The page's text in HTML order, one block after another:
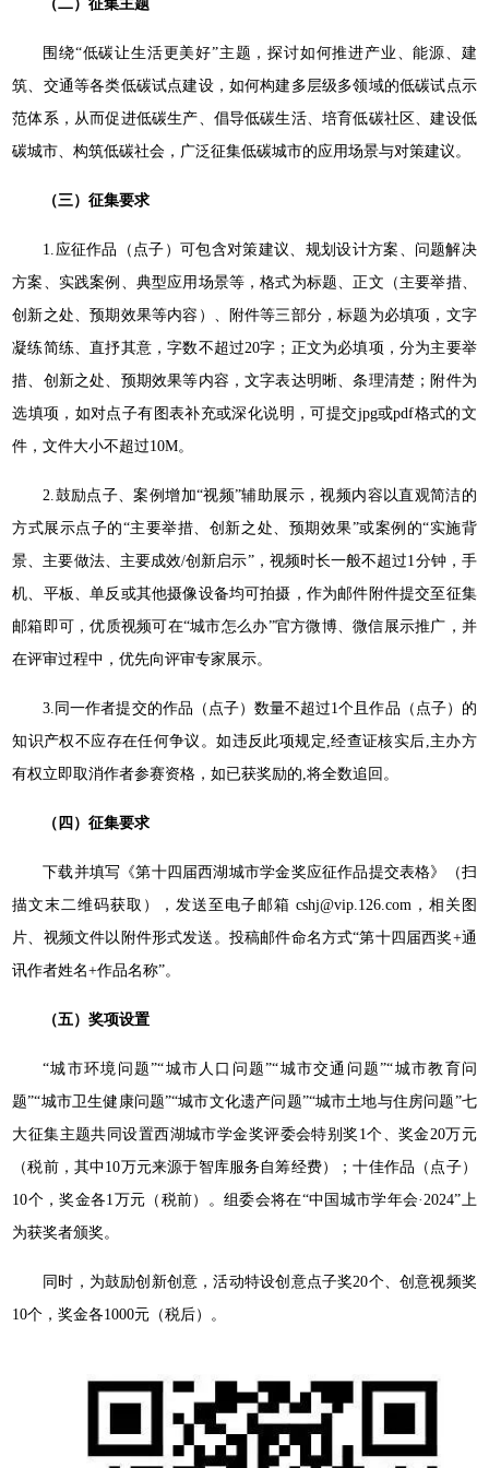
（二）征集主题
围绕“低碳让生活更美好”主题，探讨如何推进产业、能源、建
筑、交通等各类低碳试点建设，如何构建多层级多领域的低碳试点示
范体系，从而促进低碳生产、倡导低碳生活、培育低碳社区、建设低
碳城市、构筑低碳社会，广泛征集低碳城市的应用场景与对策建议。
（三）征集要求
1.应征作品（点子）可包含对策建议、规划设计方案、问题解决
方案、实践案例、典型应用场景等，格式为标题、正文（主要举措、
创新之处、预期效果等内容）、附件等三部分，标题为必填项，文字
凝练简练、直抒其意，字数不超过20字；正文为必填项，分为主要举
措、创新之处、预期效果等内容，文字表达明晰、条理清楚；附件为
选填项，如对点子有图表补充或深化说明，可提交jpg或pdf格式的文
件，文件大小不超过10M。
2.鼓励点子、案例增加“视频”辅助展示，视频内容以直观简洁的
方式展示点子的“主要举措、创新之处、预期效果”或案例的“实施背
景、主要做法、主要成效/创新启示”，视频时长一般不超过1分钟，手
机、平板、单反或其他摄像设备均可拍摄，作为邮件附件提交至征集
邮箱即可，优质视频可在“城市怎么办”官方微博、微信展示推广，并
在评审过程中，优先向评审专家展示。
3.同一作者提交的作品（点子）数量不超过1个且作品（点子）的
知识产权不应存在任何争议。如违反此项规定,经查证核实后,主办方
有权立即取消作者参赛资格，如已获奖励的,将全数追回。
（四）征集要求
下载并填写《第十四届西湖城市学金奖应征作品提交表格》（扫
描文末二维码获取），发送至电子邮箱 cshj@vip.126.com，相关图
片、视频文件以附件形式发送。投稿邮件命名方式“第十四届西奖+通
讯作者姓名+作品名称”。
（五）奖项设置
“城市环境问题”“城市人口问题”“城市交通问题”“城市教育问
题”“城市卫生健康问题”“城市文化遗产问题”“城市土地与住房问题”七
大征集主题共同设置西湖城市学金奖评委会特别奖1个、奖金20万元
（税前，其中10万元来源于智库服务自筹经费）；十佳作品（点子）
10个，奖金各1万元（税前）。组委会将在“中国城市学年会·2024”上
为获奖者颁奖。
同时，为鼓励创新创意，活动特设创意点子奖20个、创意视频奖
10个，奖金各1000元（税后）。